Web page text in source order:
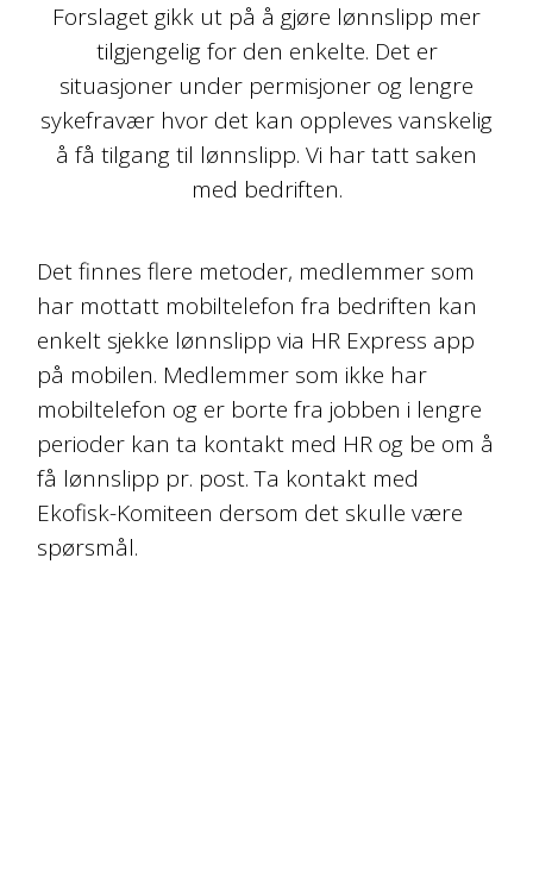
Forslaget gikk ut på å gjøre lønnslipp mer
tilgjengelig for den enkelte. Det er
situasjoner under permisjoner og lengre
sykefravær hvor det kan oppleves vanskelig
å få tilgang til lønnslipp. Vi har tatt saken
med bedriften.
Det finnes flere metoder, medlemmer som
har mottatt mobiltelefon fra bedriften kan
enkelt sjekke lønnslipp via HR Express app
på mobilen. Medlemmer som ikke har
mobiltelefon og er borte fra jobben i lengre
perioder kan ta kontakt med HR og be om å
få lønnslipp pr. post. Ta kontakt med
Ekofisk-Komiteen dersom det skulle være
spørsmål.